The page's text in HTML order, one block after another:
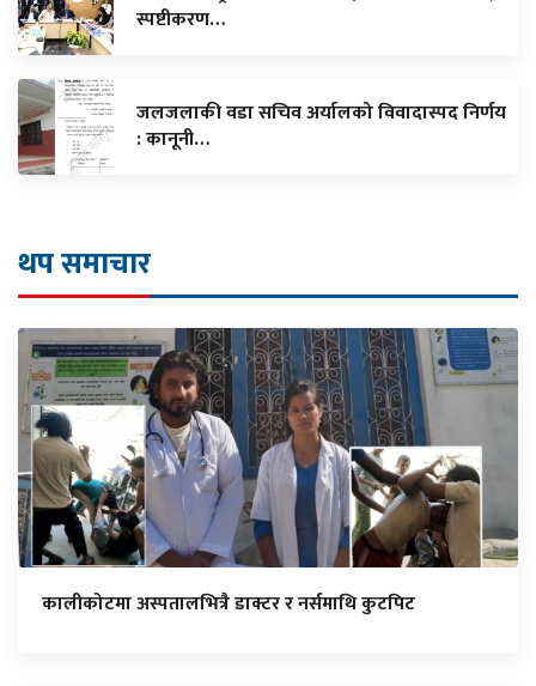
स्पष्टीकरण…
जलजलाकी वडा सचिव अर्यालको विवादास्पद निर्णय
: कानूनी…
थप समाचार
कालीकोटमा अस्पतालभित्रै डाक्टर र नर्समाथि कुटपिट